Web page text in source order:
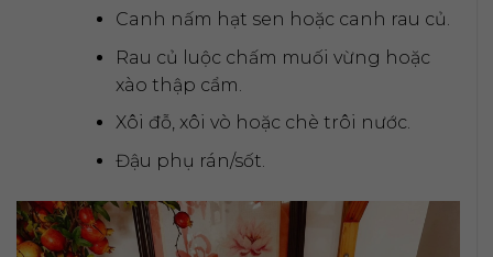
Canh nấm hạt sen hoặc canh rau củ.
Rau củ luộc chấm muối vừng hoặc
xào thập cẩm.
Xôi đỗ, xôi vò hoặc chè trôi nước.
Đậu phụ rán/sốt.